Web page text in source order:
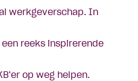
werkgeverschap. In
reeks inspirerende
op weg helpen.